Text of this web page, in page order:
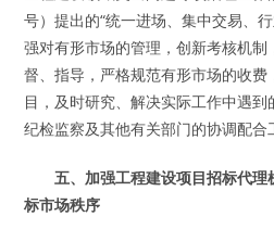
号）提出的“统一进场、集中交易、
强对有形市场的管理，创新考核机
督、指导，严格规范有形市场的收
目，及时研究、解决实际工作中遇
纪检监察及其他有关部门的协调配合
五、加强工程建设项目招标代
标市场秩序